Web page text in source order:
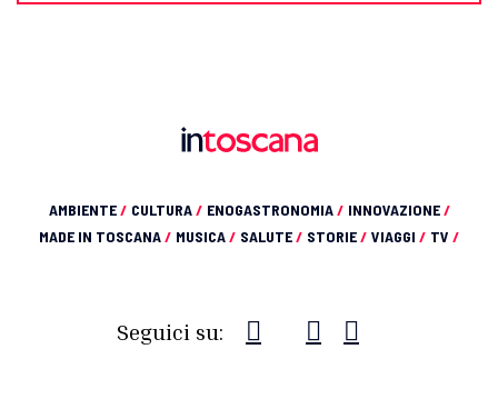
AMBIENTE/ CULTURA/ ENOGASTRONOMIA/ INNOVAZIONE/
MADE IN TOSCANA/ MUSICA/ SALUTE/ STORIE/ VIAGGI / TV /
Seguici su: